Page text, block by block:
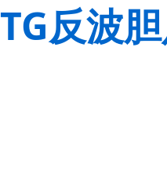
TG反波